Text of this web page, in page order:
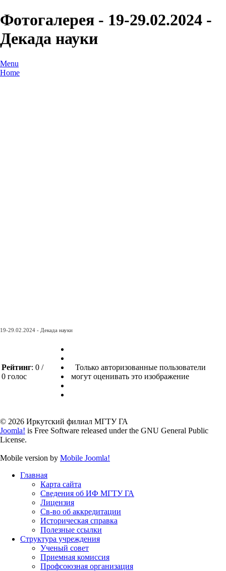
Фотогалерея - 19-29.02.2024 -
Декада науки
Menu
Home
19-29.02.2024 - Декада науки
Рейтинг: 0 /
0 голос
Только авторизованные пользователи
могут оценивать это изображение
© 2026 Иркутский филиал МГТУ ГА
Joomla! is Free Software released under the GNU General Public
License.
Mobile version by Mobile Joomla!
Главная
Карта сайта
Сведения об ИФ МГТУ ГА
Лицензия
Св-во об аккредитации
Историческая справка
Полезные ссылки
Структура учреждения
Ученый совет
Приемная комиссия
Профсоюзная организация